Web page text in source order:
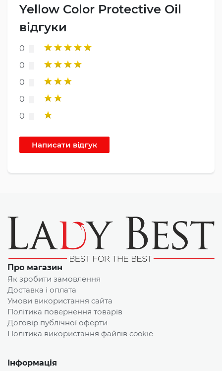
Yellow Color Protective Oil
відгуки
0
0
0
0
0
Про магазин
Як зробити замовлення
Доставка і оплата
Умови використання сайта
Політика повернення товарів
Договір публічної оферти
Політика використання файлів cookie
Інформація